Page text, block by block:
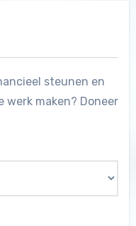
steunen en
werk maken? Doneer